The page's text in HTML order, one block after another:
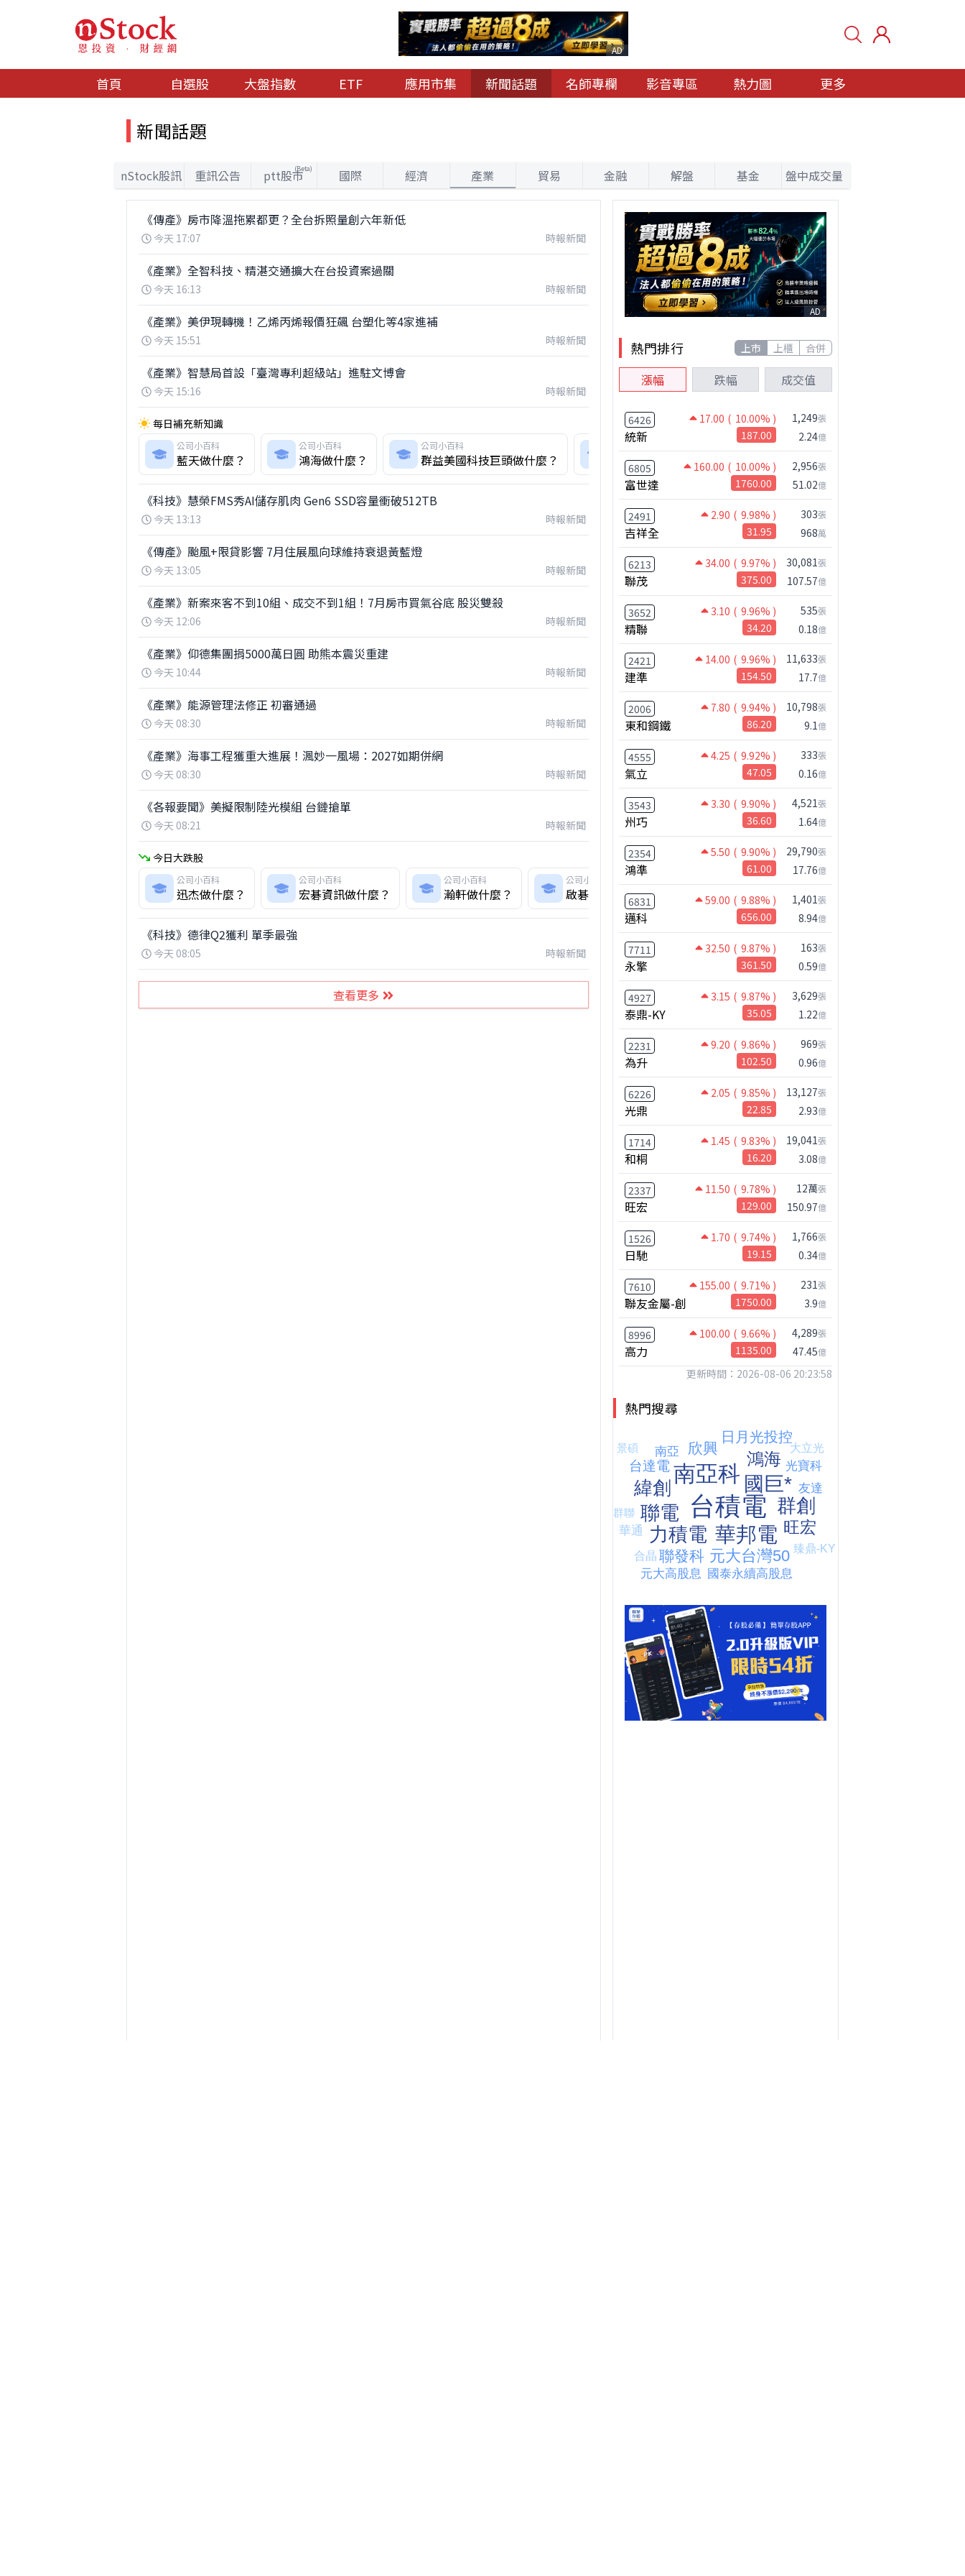
AD
首頁 自選股 大盤指數 ETF 應用市集 新聞話題 名師專欄 影音專區 熱力圖 更多
新聞話題
nStock股訊 重訊公告 ptt股市(Beta) 國際 經濟 產業 貿易 金融 解盤 基金 盤中成交量
《傳產》房市降溫拖累都更？全台拆照量創六年新低
今天 17:07 時報新聞
《產業》全智科技、精湛交通擴大在台投資案過關
今天 16:13 時報新聞
《產業》美伊現轉機！乙烯丙烯報價狂飆 台塑化等4家進補
今天 15:51 時報新聞
《產業》智慧局首設「臺灣專利超級站」進駐文博會
今天 15:16 時報新聞
每日補充新知識
公司小百科
藍天做什麼？
公司小百科
鴻海做什麼？
公司小百科
群益美國科技巨頭做什麼？
公司小百科
富邦科技做什麼？
公司小百科
聯電做什麼？
《科技》慧榮FMS秀AI儲存肌肉 Gen6 SSD容量衝破512TB
今天 13:13 時報新聞
《傳產》颱風+限貸影響 7月住展風向球維持衰退黃藍燈
今天 13:05 時報新聞
《產業》新案來客不到10組、成交不到1組！7月房市買氣谷底 股災雙殺
今天 12:06 時報新聞
《產業》仰德集團捐5000萬日圓 助熊本震災重建
今天 10:44 時報新聞
《產業》能源管理法修正 初審通過
今天 08:30 時報新聞
《產業》海事工程獲重大進展！渢妙一風場：2027如期併網
今天 08:30 時報新聞
《各報要聞》美擬限制陸光模組 台鏈搶單
今天 08:21 時報新聞
今日大跌股
公司小百科
迅杰做什麼？
公司小百科
宏碁資訊做什麼？
公司小百科
瀚軒做什麼？
公司小百科
啟碁做什麼？ 越南控-DR做什麼？
《科技》德律Q2獲利 單季最強
今天 08:05 時報新聞
查看更多
AD
熱門排行 上市 上櫃 合併
漲幅 跌幅 成交值
6426 17.00 ( 10.00% )
統新 187.00
1,249張
2.24億
6805 160.00 ( 10.00% )
富世達 1760.00
2,956張
51.02億
2491 2.90 ( 9.98% )
吉祥全 31.95
303張
968萬
6213 34.00 ( 9.97% )
聯茂 375.00
30,081張
107.57億
3652 3.10 ( 9.96% )
精聯 34.20
535張
0.18億
2421 14.00 ( 9.96% )
建準 154.50
11,633張
17.7億
2006 7.80 ( 9.94% )
東和鋼鐵 86.20
10,798張
9.1億
4555 4.25 ( 9.92% )
氣立 47.05
333張
0.16億
3543 3.30 ( 9.90% )
州巧 36.60
4,521張
1.64億
2354 5.50 ( 9.90% )
鴻準 61.00
29,790張
17.76億
6831 59.00 ( 9.88% )
邁科 656.00
1,401張
8.94億
7711 32.50 ( 9.87% )
永擎 361.50
163張
0.59億
4927 3.15 ( 9.87% )
泰鼎-KY 35.05
3,629張
1.22億
2231 9.20 ( 9.86% )
為升 102.50
969張
0.96億
6226 2.05 ( 9.85% )
光鼎 22.85
13,127張
2.93億
1714 1.45 ( 9.83% )
和桐 16.20
19,041張
3.08億
2337 11.50 ( 9.78% )
旺宏 129.00
12萬張
150.97億
1526 1.70 ( 9.74% )
日馳 19.15
1,766張
0.34億
7610 155.00 ( 9.71% )
聯友金屬-創 1750.00
231張
3.9億
8996 100.00 ( 9.66% )
高力 1135.00
4,289張
47.45億
更新時間：2026-08-06 20:23:58
熱門搜尋